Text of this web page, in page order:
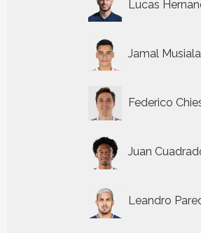
Lucas
Jamal Musiala
Federico
Juan
Leandro